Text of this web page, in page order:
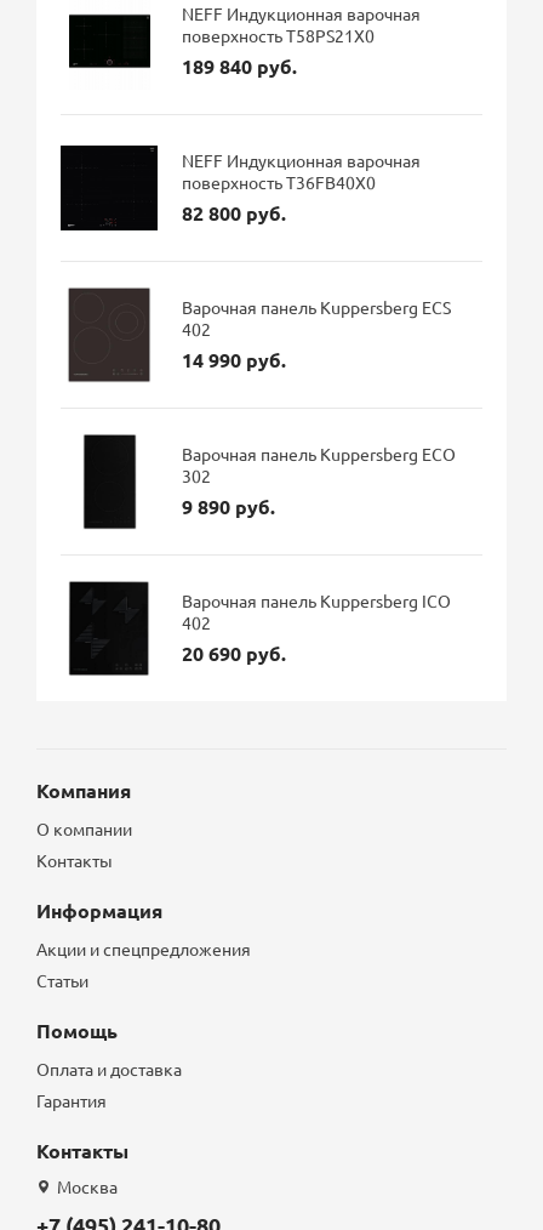
NEFF Индукционная варочная
поверхность T58PS21X0
189 840 руб.
NEFF Индукционная варочная
поверхность T36FB40X0
82 800 руб.
Варочная панель Kuppersberg ECS
402
14 990 руб.
Варочная панель Kuppersberg ECO
302
9 890 руб.
Варочная панель Kuppersberg ICO
402
20 690 руб.
Компания
О компании
Контакты
Информация
Акции и спецпредложения
Статьи
Помощь
Оплата и доставка
Гарантия
Контакты
Москва